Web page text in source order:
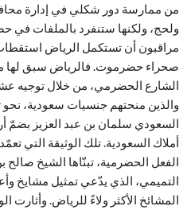
من ممارسة دور شكلي في إدارة
ولحج، ولكنها ستنفرد بالملفات في
مراقبون أن تستكمل الرياض
الشارع الحضرمي، من خلال توجيه
والذين منحتهم جنسيات سعودية، نحو
السعودي سلمان بن عبد العزيز
أملاك السعودية. تلك الوثيقة التي
الفعل الحضرمية، تبنّاها الشيخ صالح
التميمي، الذي يدّعي تمثيل مشايخ